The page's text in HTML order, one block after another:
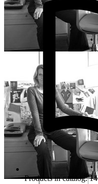
Products in catalog: 14